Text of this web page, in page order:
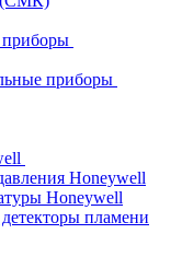
приборы
приборы
Honeywell
Honeywell
пламени